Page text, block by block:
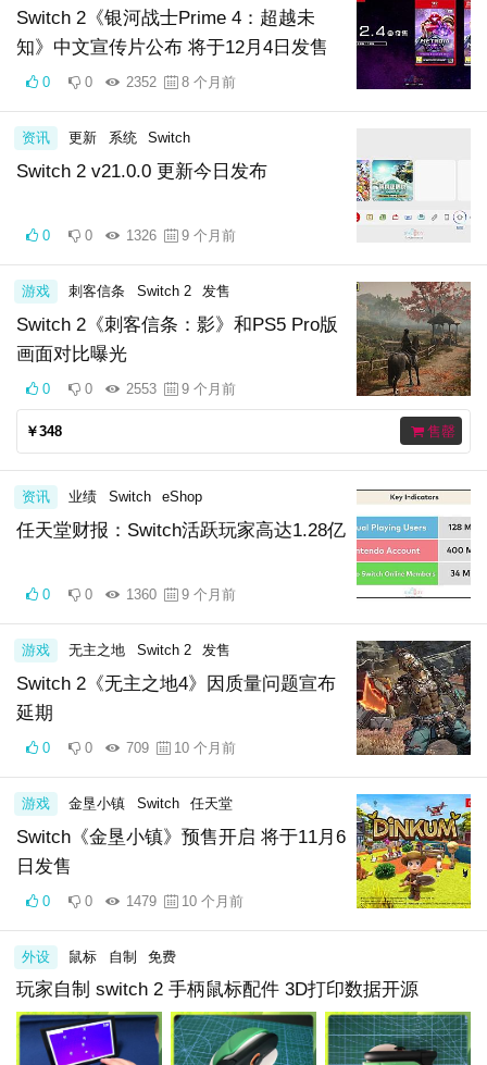
Switch 2《银河战士Prime 4：超越未
知》中文宣传片公布 将于12月4日发售
0 0 2352 8 个月前
Switch 2 v21.0.0 更新今日发布
资讯 更新 系统 Switch
0 0 1326 9 个月前
Switch 2《刺客信条：影》和PS5 Pro版
画面对比曝光
游戏 刺客信条 Switch 2 发售
0 0 2553 9 个月前
￥348 售罄
任天堂财报：Switch活跃玩家高达1.28亿
资讯 业绩 Switch eShop
0 0 1360 9 个月前
Switch 2《无主之地4》因质量问题宣布
延期
游戏 无主之地 Switch 2 发售
0 0 709 10 个月前
Switch《金垦小镇》预售开启 将于11月6
日发售
游戏 金垦小镇 Switch 任天堂
0 0 1479 10 个月前
玩家自制 switch 2 手柄鼠标配件 3D打印数据开源
外设 鼠标 自制 免费